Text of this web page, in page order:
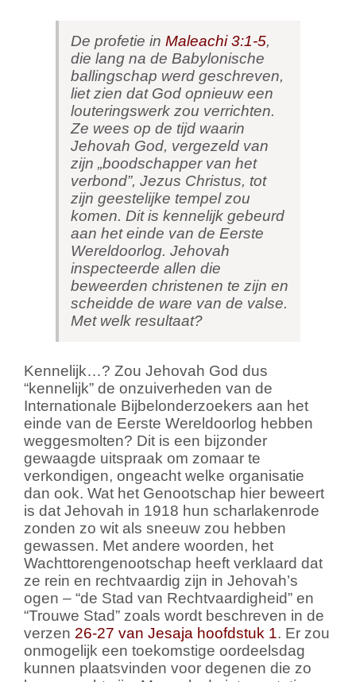
De profetie in Maleachi 3:1-5,
die lang na de Babylonische
ballingschap werd geschreven,
liet zien dat God opnieuw een
louteringswerk zou verrichten.
Ze wees op de tijd waarin
Jehovah God, vergezeld van
zijn „boodschapper van het
verbond”, Jezus Christus, tot
zijn geestelijke tempel zou
komen. Dit is kennelijk gebeurd
aan het einde van de Eerste
Wereldoorlog. Jehovah
inspecteerde allen die
beweerden christenen te zijn en
scheidde de ware van de valse.
Met welk resultaat?
Kennelijk…? Zou Jehovah God dus
“kennelijk” de onzuiverheden van de
Internationale Bijbelonderzoekers aan het
einde van de Eerste Wereldoorlog hebben
weggesmolten? Dit is een bijzonder
gewaagde uitspraak om zomaar te
verkondigen, ongeacht welke organisatie
dan ook. Wat het Genootschap hier beweert
is dat Jehovah in 1918 hun scharlakenrode
zonden zo wit als sneeuw zou hebben
gewassen. Met andere woorden, het
Wachttorengenootschap heeft verklaard dat
ze rein en rechtvaardig zijn in Jehovah’s
ogen – “de Stad van Rechtvaardigheid” en
“Trouwe Stad” zoals wordt beschreven in de
verzen 26-27 van Jesaja hoofdstuk 1. Er zou
onmogelijk een toekomstige oordeelsdag
kunnen plaatsvinden voor degenen die zo